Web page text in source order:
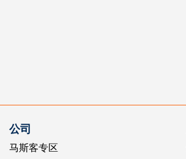
公司
马斯客专区